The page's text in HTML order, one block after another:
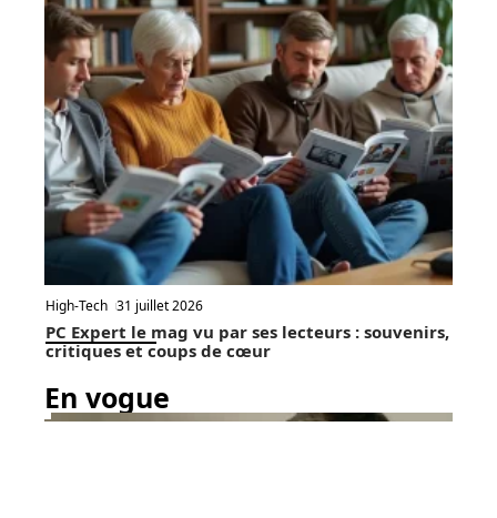
High-Tech 31 juillet 2026
PC Expert le mag vu par ses lecteurs : souvenirs,
critiques et coups de cœur
En vogue